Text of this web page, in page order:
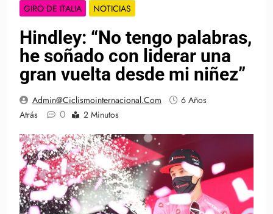
GIRO DE ITALIA NOTICIAS
Hindley: “No tengo palabras,
he soñado con liderar una
gran vuelta desde mi niñez”
Admin@ciclismointernacional.com
6 Años
Atrás
0 2 Minutos